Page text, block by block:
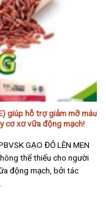
giúp hỗ trợ giảm mỡ máu
cơ xơ vữa động mạch!
GẠO ĐỎ LÊN MEN
thể thiếu cho người
động mạch, bởi tác